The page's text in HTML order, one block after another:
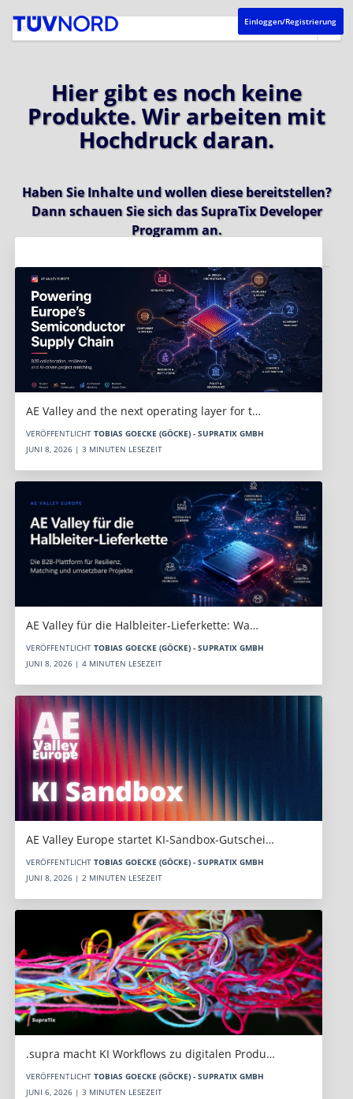
Einloggen/Registrierung
Hier gibt es noch keine
Produkte. Wir arbeiten mit
Hochdruck daran.
Haben Sie Inhalte und wollen diese bereitstellen?
Dann schauen Sie sich dasSupraTix Developer
Programman.
AE Valley and the next operating layer for t…
VERÖFFENTLICHT TOBIAS GOECKE (GÖCKE) - SUPRATIX GMBH
JUNI 8, 2026 | 3 MINUTEN LESEZEIT
AE Valley für die Halbleiter-Lieferkette: Wa…
VERÖFFENTLICHT TOBIAS GOECKE (GÖCKE) - SUPRATIX GMBH
JUNI 8, 2026 | 4 MINUTEN LESEZEIT
AE Valley Europe startet KI-Sandbox-Gutschei…
VERÖFFENTLICHT TOBIAS GOECKE (GÖCKE) - SUPRATIX GMBH
JUNI 8, 2026 | 2 MINUTEN LESEZEIT
.supra macht KI Workflows zu digitalen Produ…
VERÖFFENTLICHT TOBIAS GOECKE (GÖCKE) - SUPRATIX GMBH
JUNI 6, 2026 | 3 MINUTEN LESEZEIT